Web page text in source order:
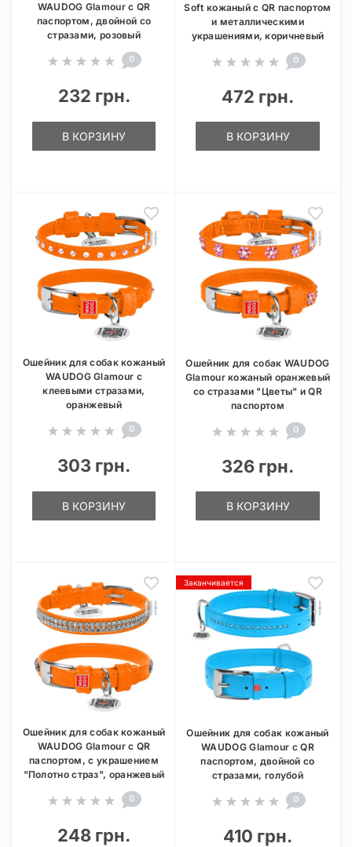
WAUDOG Glamour с QR
паспортом, двойной со
стразами, розовый
0
232 грн.
В КОРЗИНУ
Soft кожаный с QR паспортом
и металлическими
украшениями, коричневый
0
472 грн.
В КОРЗИНУ
Ошейник для собак кожаный
WAUDOG Glamour с
клеевыми стразами,
оранжевый
0
303 грн.
В КОРЗИНУ
Ошейник для собак WAUDOG
Glamour кожаный оранжевый
со стразами "Цветы" и QR
паспортом
0
326 грн.
В КОРЗИНУ
Ошейник для собак кожаный
WAUDOG Glamour с QR
паспортом, с украшением
"Полотно страз", оранжевый
0
248 грн.
Заканчивается
Ошейник для собак кожаный
WAUDOG Glamour с QR
паспортом, двойной со
стразами, голубой
0
410 грн.